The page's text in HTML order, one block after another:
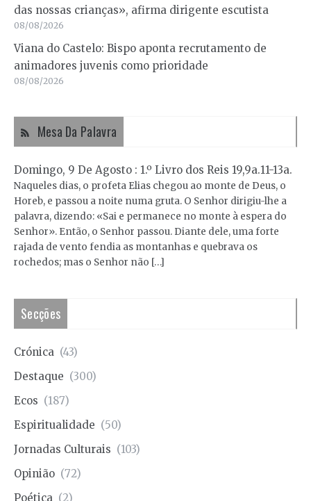
das nossas crianças», afirma dirigente escutista
08/08/2026
Viana do Castelo: Bispo aponta recrutamento de
animadores juvenis como prioridade
08/08/2026
Mesa Da Palavra
Domingo, 9 De Agosto : 1.º Livro dos Reis 19,9a.11-13a.
Naqueles dias, o profeta Elias chegou ao monte de Deus, o
Horeb, e passou a noite numa gruta. O Senhor dirigiu-lhe a
palavra, dizendo: «Sai e permanece no monte à espera do
Senhor». Então, o Senhor passou. Diante dele, uma forte
rajada de vento fendia as montanhas e quebrava os
rochedos; mas o Senhor não […]
Secções
Crónica (43)
Destaque (300)
Ecos (187)
Espiritualidade (50)
Jornadas Culturais (103)
Opinião (72)
Poética (2)